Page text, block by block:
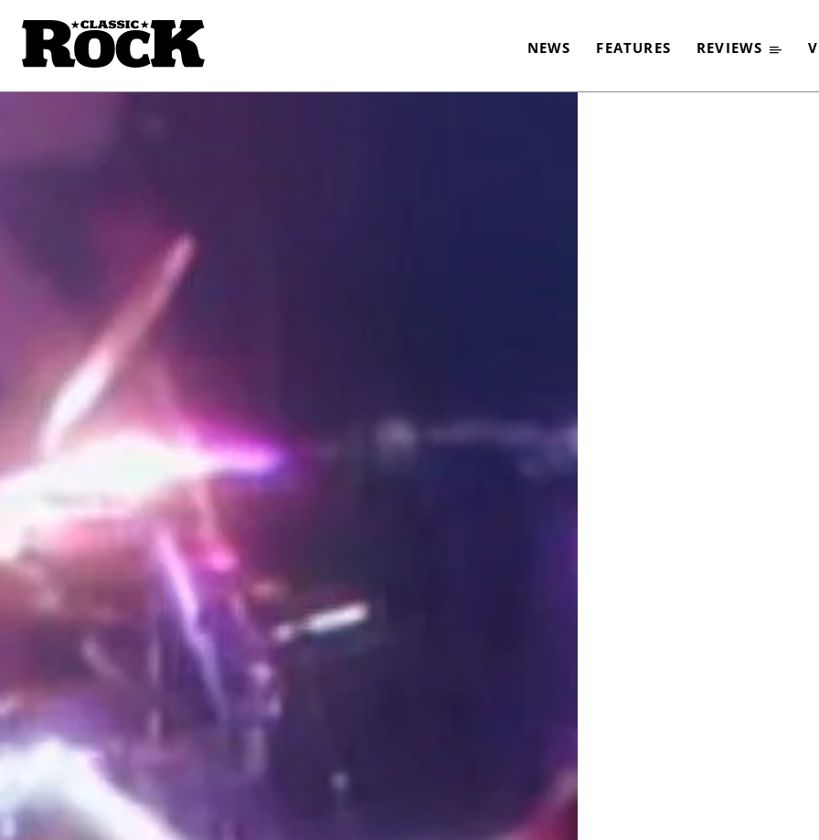
NEWS FEATURES REVIEWS
FRANZISKA ANSON - 20. MÄRZ 2021